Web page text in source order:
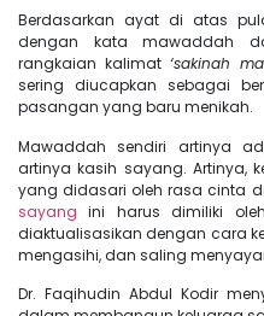
Berdasarkan ayat di atas
dengan kata mawaddah
rangkaian kalimat ‘sakinah
sering diucapkan sebagai
pasangan yang baru menikah.
Mawaddah sendiri artinya
artinya kasih sayang. Artinya,
yang didasari oleh rasa cinta
sayang ini harus dimiliki
diaktualisasikan dengan cara
mengasihi, dan saling
Dr. Faqihudin Abdul Kodir